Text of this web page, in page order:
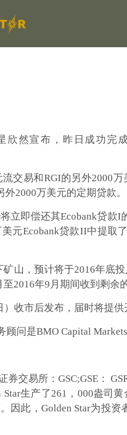
然宣布，昨日成功完
交易和RGI的另外2000
2000万美元的定期贷款。
立即偿还其Ecobank贷
元Ecobank贷款II中提取
矿山，预计将于2016年
2016年9月期间收到剩余
收市后发布，届时将提供
问是BMO Capital Markets
交易所：GSC;GSE：
生产了261，000盎司
因此，Golden Star为投